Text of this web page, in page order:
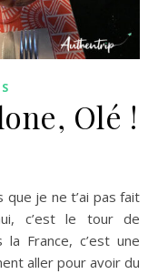
Olé !
c’est le tour de
la France, c’est une
aller pour avoir du